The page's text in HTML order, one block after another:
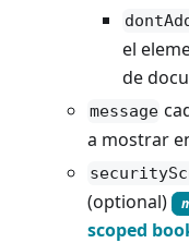
el
de
message
a mostrar
(optional)
scoped